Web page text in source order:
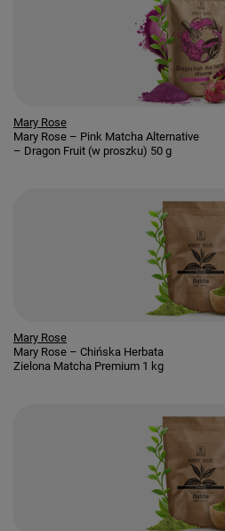
Mary Rose
Mary Rose – Pink Matcha Alternative
– Dragon Fruit (w proszku) 50 g
Mary Rose
Mary Rose – Chińska Herbata
Zielona Matcha Premium 1 kg